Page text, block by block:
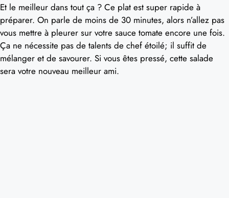
Et le meilleur dans tout ça ? Ce plat est super rapide à
préparer. On parle de moins de 30 minutes, alors n’allez pas
vous mettre à pleurer sur votre sauce tomate encore une fois.
Ça ne nécessite pas de talents de chef étoilé; il suffit de
mélanger et de savourer. Si vous êtes pressé, cette salade
sera votre nouveau meilleur ami.